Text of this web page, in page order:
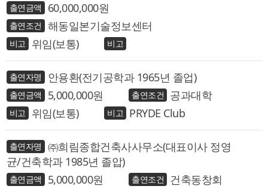
60,000,000
해동일본기술정보센터
위임(보통)
안용환(전기공학과 1965년 졸업)
5,000,000
공과대학
위임(보통)
PRYDE Club
㈜희림종합건축사사무소(대표이사 정영
균/건축학과 1985년 졸압)
5,000,000
건축동창회